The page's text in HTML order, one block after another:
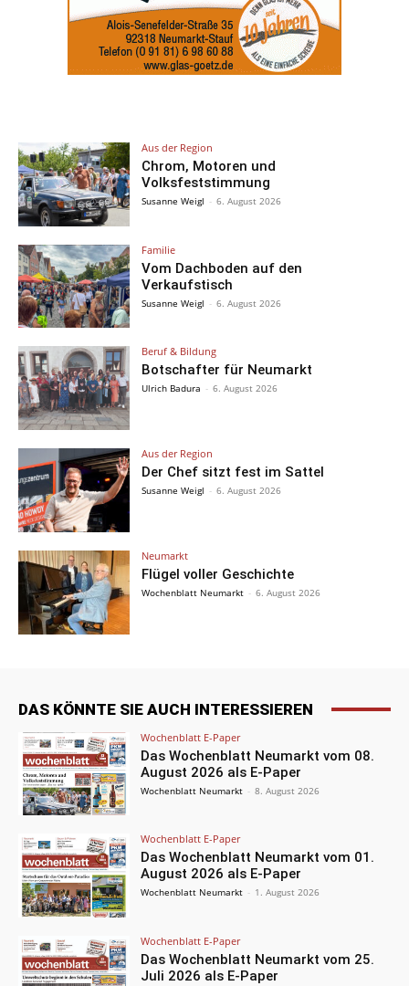
Aus der Region
Chrom, Motoren und
Volksfeststimmung
Susanne Weigl - 6. August 2026
Familie
Vom Dachboden auf den
Verkaufstisch
Susanne Weigl - 6. August 2026
Beruf & Bildung
Botschafter für Neumarkt
Ulrich Badura - 6. August 2026
Aus der Region
Der Chef sitzt fest im Sattel
Susanne Weigl - 6. August 2026
Neumarkt
Flügel voller Geschichte
Wochenblatt Neumarkt - 6. August 2026
DAS KÖNNTE SIE AUCH INTERESSIEREN
Wochenblatt E-Paper
Das Wochenblatt Neumarkt vom 08.
August 2026 als E-Paper
Wochenblatt Neumarkt - 8. August 2026
Wochenblatt E-Paper
Das Wochenblatt Neumarkt vom 01.
August 2026 als E-Paper
Wochenblatt Neumarkt - 1. August 2026
Wochenblatt E-Paper
Das Wochenblatt Neumarkt vom 25.
Juli 2026 als E-Paper